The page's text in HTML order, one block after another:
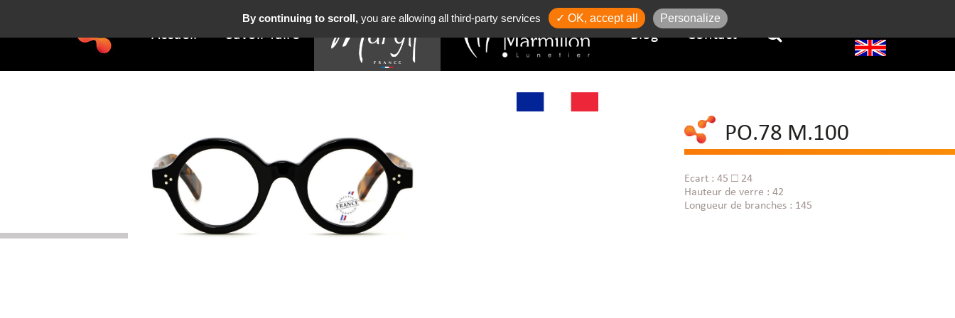
Accueil Savoir-faire Blog Contact
PO.78 M.100
Ecart : 45 □ 24
Hauteur de verre : 42
Longueur de branches : 145
By continuing to scroll,you are allowing all third-party services ✓ OK, accept all Personalize